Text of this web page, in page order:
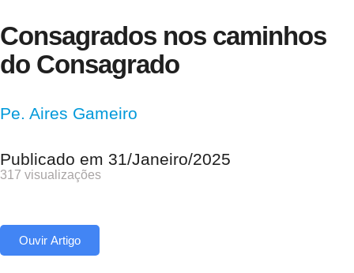
Consagrados nos caminhos
do Consagrado
Pe. Aires Gameiro
Publicado em 31/Janeiro/2025
317 visualizações
Ouvir Artigo